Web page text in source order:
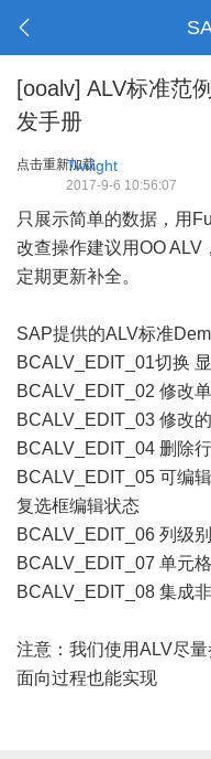
[ooalv] ALV标准范
发手册
点击重新加载
Twilight
2017-9-6 10:56:07
只展示简单的数据，用
改查操作建议用OO ALV
定期更新补全。
SAP提供的ALV标准
BCALV_EDIT_01切换
BCALV_EDIT_02 修改
BCALV_EDIT_03 修改
BCALV_EDIT_04 删除
BCALV_EDIT_05 可编
复选框编辑状态
BCALV_EDIT_06 列级
BCALV_EDIT_07 单元
BCALV_EDIT_08 集成
注意：我们使用ALV尽
面向过程也能实现